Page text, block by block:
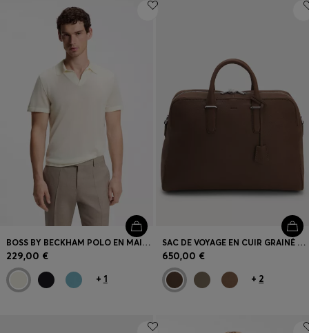
BOSS BY BECKHAM POLO EN MAILLE EN LAINE VIERGE
229,00 €
+ 1
SAC DE VOYAGE EN CUIR GRAINÉ AVEC LOGO EN RELIEF
650,00 €
+ 2